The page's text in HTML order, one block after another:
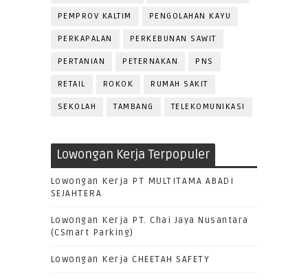
PEMPROV KALTIM PENGOLAHAN KAYU
PERKAPALAN PERKEBUNAN SAWIT
PERTANIAN PETERNAKAN PNS
RETAIL ROKOK RUMAH SAKIT
SEKOLAH TAMBANG TELEKOMUNIKASI
Lowongan Kerja Terpopuler
Lowongan Kerja PT MULTITAMA ABADI
SEJAHTERA
Lowongan Kerja PT. Chai Jaya Nusantara
(CSmart Parking)
Lowongan Kerja CHEETAH SAFETY